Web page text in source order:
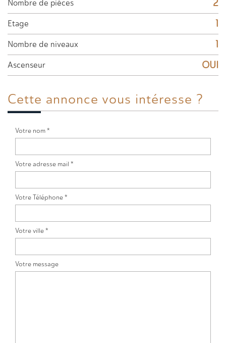
Nombre de pièces 2
Etage 1
Nombre de niveaux 1
Ascenseur OUI
Cette annonce vous intéresse ?
Votre nom *
Votre adresse mail *
Votre Téléphone *
Votre ville *
Votre message